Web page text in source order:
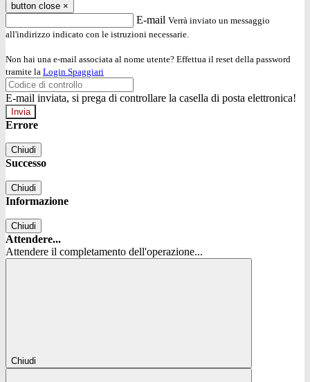
button close ×
E-mail Verrà inviato un messaggio
all'indirizzo indicato con le istruzioni necessarie.
Non hai una e-mail associata al nome utente? Effettua il reset della password
tramite la Login Spaggiari
E-mail inviata, si prega di controllare la casella di posta elettronica!
Errore
Chiudi
Successo
Chiudi
Informazione
Chiudi
Attendere...
Attendere il completamento dell'operazione...
Chiudi